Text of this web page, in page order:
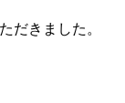
だきました。